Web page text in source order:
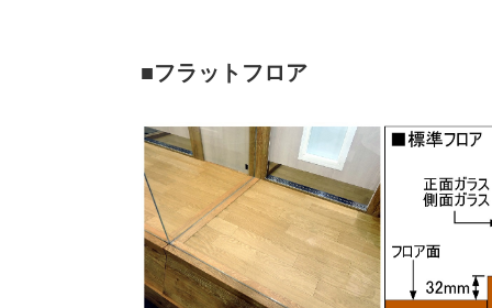
■フラットフロア